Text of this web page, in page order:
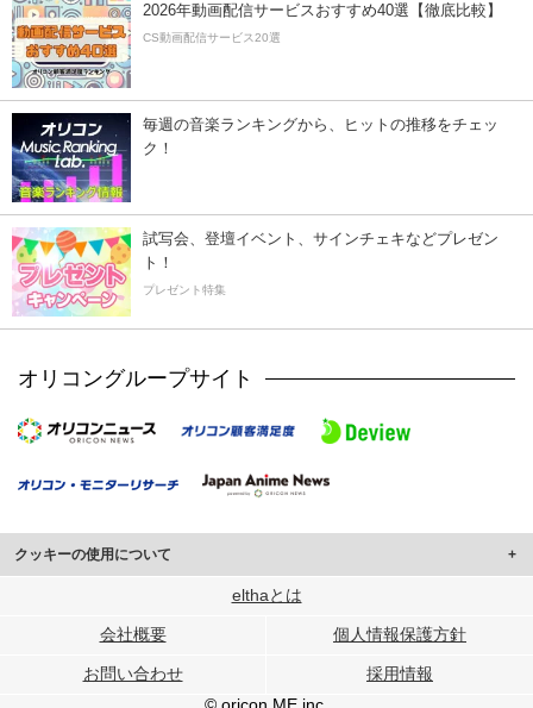
2026年動画配信サービスおすすめ40選【徹底比較】
CS動画配信サービス20選
毎週の音楽ランキングから、ヒットの推移をチェッ
ク！
試写会、登壇イベント、サインチェキなどプレゼン
ト！
プレゼント特集
オリコングループサイト
クッキーの使用について
このサイトでは Cookie を使用して、ユーザーに合わせたコンテンツや広告の
行っています。
メディアや広告配信、データ解析の各パートナーに提供しています。
各パートナーは、この情報とユーザーが各パートナーに提供した他の情報や、
elthaとは
会社概要 個人情報保護方針
お問い合わせ
採用情報